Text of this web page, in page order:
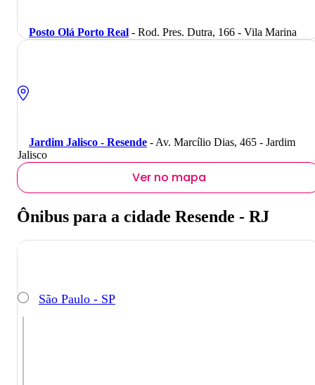
Posto Olá Porto Real - Rod. Pres. Dutra, 166 - Vila Marina
Jardim Jalisco - Resende - Av. Marcílio Dias, 465 - Jardim
Jalisco
Ver no mapa
Ônibus para a cidade Resende - RJ
São Paulo - SP